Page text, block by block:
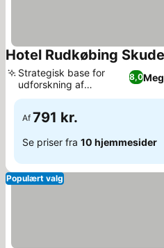
Hotel Rudkøbing
8,0
Strategisk base for
udforskning af
Langeland
Af 791 kr.
Se priser fra 10 hjemmesider
Populært valg